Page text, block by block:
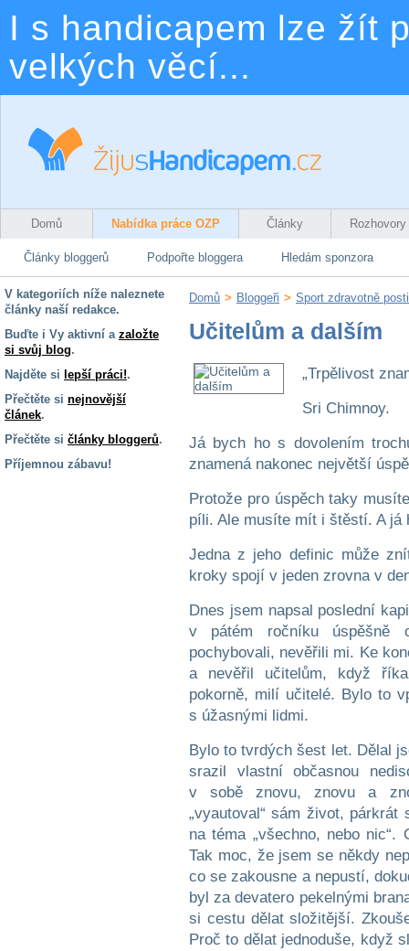
I s handicapem lze žít
velkých věcí...
Domů Nabídka práce OZP Články Rozhovory
Články bloggerů Podpořte bloggera Hledám sponzora
V kategoriích níže naleznete
články naší redakce.
Buďte i Vy aktivní a založte
si svůj blog.
Najděte si lepší práci!.
Přečtěte si nejnovější
článek.
Přečtěte si články bloggerů.
Příjemnou zábavu!
Domů > Bloggeři > Sport zdravotně
Učitelům a dalším
„Trpělivost
Sri Chimnoy.
Já bych ho s dovolením
znamená nakonec největší
Protože pro úspěch taky
píli. Ale musíte mít i štěstí. A já
Jedna z jeho definic může
kroky spojí v jeden zrovna v
Dnes jsem napsal poslední
v pátém ročníku úspěšně
pochybovali, nevěřili mi. Ke
a nevěřil učitelům, když
pokorně, milí učitelé. Bylo to
s úžasnými lidmi.
Bylo to tvrdých šest let. Dělal
srazil vlastní občasnou
v sobě znovu, znovu a
„vyautoval“ sám život,
na téma „všechno, nebo
Tak moc, že jsem se někdy
co se zakousne a nepustí,
byl za devatero pekelnými
si cestu dělat složitější.
Proč to dělat jednoduše, když